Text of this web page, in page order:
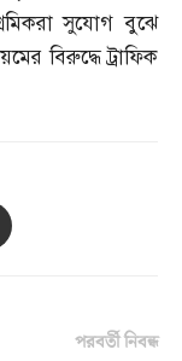
সুযোগ বুঝে
বিরুদ্ধে ট্রাফিক
পরবর্তী নিবন্ধ